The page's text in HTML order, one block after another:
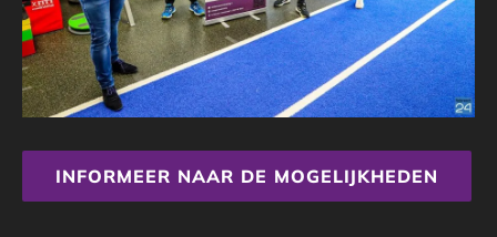
INFORMEER NAAR DE MOGELIJKHEDEN